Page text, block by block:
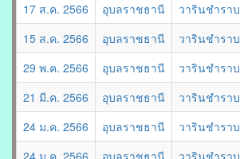
17 ส.ค. 2566
อุบลราชธานี วารินชำราบ
15 ส.ค. 2566
อุบลราชธานี วารินชำราบ
29 พ.ค. 2566
อุบลราชธานี วารินชำราบ
21 มี.ค. 2566
อุบลราชธานี วารินชำราบ
24 ม.ค. 2566
อุบลราชธานี วารินชำราบ
24 ม.ค. 2566
อุบลราชธานี วารินชำราบ